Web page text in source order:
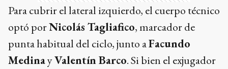
Para cubrir el lateral izquierdo, el cuerpo técnico
optó porNicolás Tagliafico, marcador de
punta habitual del ciclo, junto aFacundo
MedinayValentín Barco. Si bien el exjugador